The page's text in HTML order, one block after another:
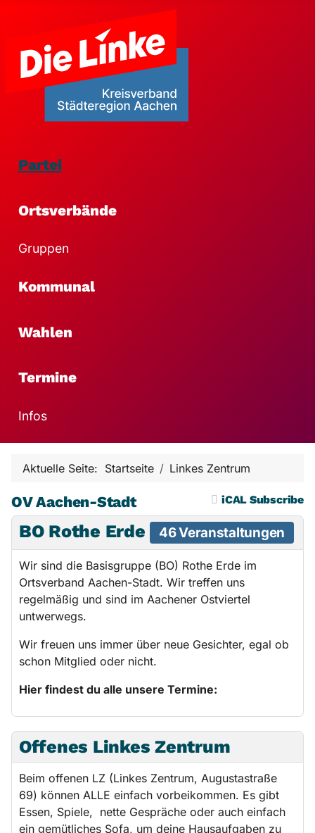
Partei
Ortsverbände
Gruppen
Kommunal
Wahlen
Termine
Infos
Aktuelle Seite: Startseite Linkes Zentrum
OV Aachen-Stadt iCAL Subscribe
BO Rothe Erde 46 Veranstaltungen
Wir sind die Basisgruppe (BO) Rothe Erde im
Ortsverband Aachen-Stadt. Wir treffen uns
regelmäßig und sind im Aachener Ostviertel
untwerwegs.
Wir freuen uns immer über neue Gesichter, egal ob
schon Mitglied oder nicht.
Hier findest du alle unsere Termine:
Offenes Linkes Zentrum
Beim offenen LZ (Linkes Zentrum, Augustastraße
69) können ALLE einfach vorbeikommen. Es gibt
Essen, Spiele, nette Gespräche oder auch einfach
ein gemütliches Sofa, um deine Hausaufgaben zu